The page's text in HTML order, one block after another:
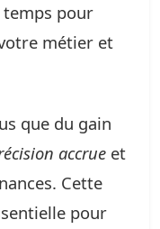
temps pour
métier et
que du gain
accrue et
Cette
pour